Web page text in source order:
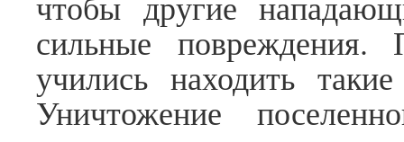
сильные
учились находить
Уничтожение